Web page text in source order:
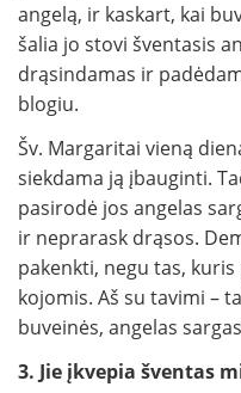
angelą, ir kaskart, kai
šalia jo stovi šventasis
drąsindamas ir
blogiu.
Šv. Margaritai vieną
siekdama ją įbauginti.
pasirodė jos angelas
ir neprarask drąsos.
pakenkti, negu tas,
kojomis. Aš su tavimi –
buveinės, angelas
3. Jie įkvepia šventas